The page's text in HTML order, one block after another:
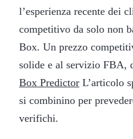
l’esperienza recente dei
competitivo da solo non
Box. Un prezzo
solide e al servizio FBA,
Box Predictor L’articolo
si combinino per
verifichi.